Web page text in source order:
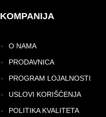
KOMPANIJA
O NAMA
PRODAVNICA
PROGRAM LOJALNOSTI
USLOVI KORIŠĆENJA
POLITIKA KVALITETA